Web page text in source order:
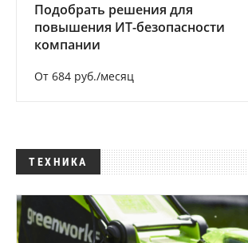
Подобрать решения для
повышения ИТ-безопасности
компании
От 684 руб./месяц
ТЕХНИКА